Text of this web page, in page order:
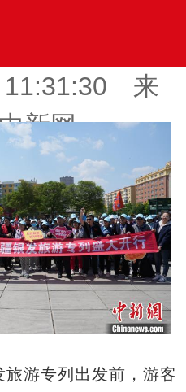
11:31:30 来
新网
旅游专列出发前，游客